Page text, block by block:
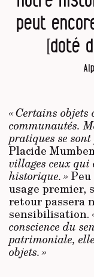
peut
[doté
« Certains
communautés.
pratiques se
Placide
villages ceux qui
historique. »
usage premier,
retour passera
sensibilisation.
conscience du
patrimoniale,
objets. »